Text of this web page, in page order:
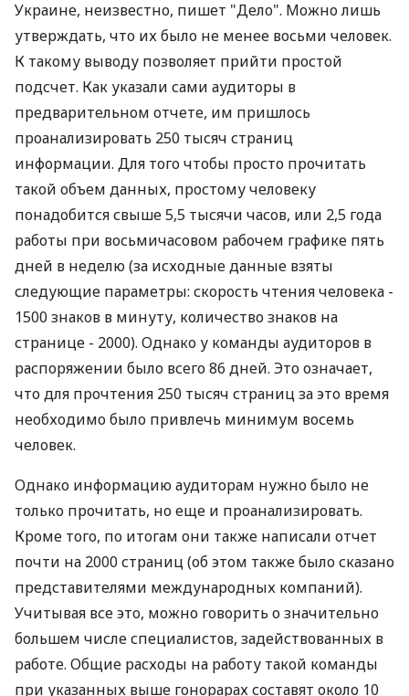
Украине, неизвестно, пишет "Дело". Можно лишь
утверждать, что их было не менее восьми человек.
К такому выводу позволяет прийти простой
подсчет. Как указали сами аудиторы в
предварительном отчете, им пришлось
проанализировать 250 тысяч страниц
информации. Для того чтобы просто прочитать
такой объем данных, простому человеку
понадобится свыше 5,5 тысячи часов, или 2,5 года
работы при восьмичасовом рабочем графике пять
дней в неделю (за исходные данные взяты
следующие параметры: скорость чтения человека -
1500 знаков в минуту, количество знаков на
странице - 2000). Однако у команды аудиторов в
распоряжении было всего 86 дней. Это означает,
что для прочтения 250 тысяч страниц за это время
необходимо было привлечь минимум восемь
человек.
Однако информацию аудиторам нужно было не
только прочитать, но еще и проанализировать.
Кроме того, по итогам они также написали отчет
почти на 2000 страниц (об этом также было сказано
представителями международных компаний).
Учитывая все это, можно говорить о значительно
большем числе специалистов, задействованных в
работе. Общие расходы на работу такой команды
при указанных выше гонорарах составят около 10